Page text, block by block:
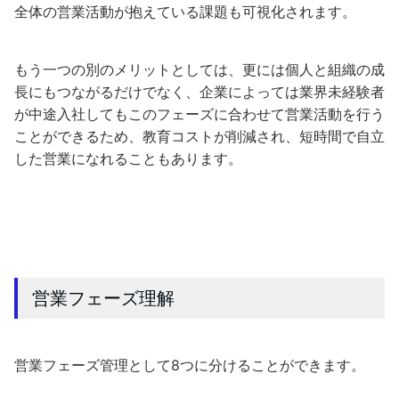
全体の営業活動が抱えている課題も可視化されます。
もう一つの別のメリットとしては、更には個人と組織の成
長にもつながるだけでなく、企業によっては業界未経験者
が中途入社してもこのフェーズに合わせて営業活動を行う
ことができるため、教育コストが削減され、短時間で自立
した営業になれることもあります。
営業フェーズ理解
営業フェーズ管理として8つに分けることができます。